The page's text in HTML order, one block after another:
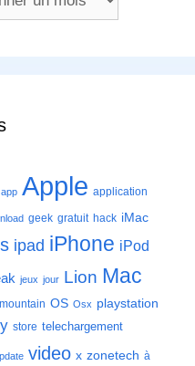
app Apple application
geek gratuit hack iMac
ipad iPhone iPod
jeux jour Lion Mac
mountain OS Osx playstation
store telechargement
video x zonetech à